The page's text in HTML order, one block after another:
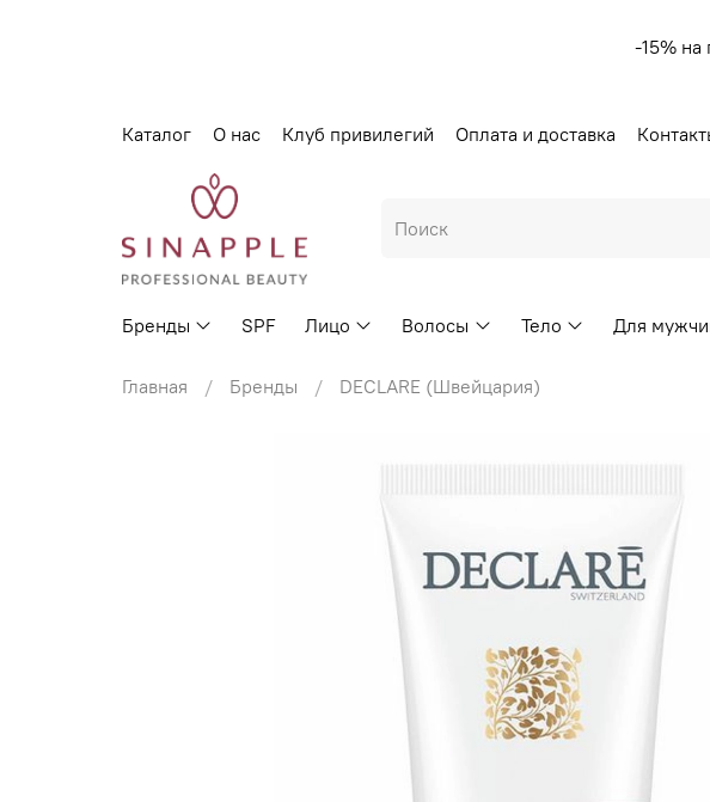
-15% на
Каталог О нас Клуб привилегий Оплата и доставка
Бренды SPF Лицо Волосы Тело Для
Главная Бренды DECLARE (Швейцария)